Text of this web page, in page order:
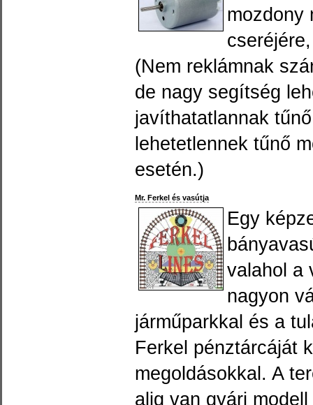
mozdony
(Nem reklámnak
de nagy segítség
javíthatatlannak
lehetetlennek tűnő
esetén.)
Mr. Ferkel és vasútja
Egy
valahol a
nagyon
járműparkkal és a
Ferkel pénztárcáját
megoldásokkal. A
alig van gyári